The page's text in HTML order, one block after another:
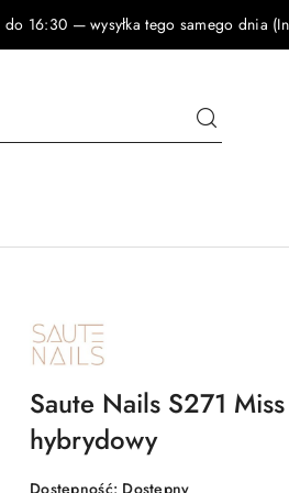
16:30 — wysyłka tego samego dnia
NAZWA
PRODUCENTA:
SAUTE
Saute Nails S271
hybrydowy